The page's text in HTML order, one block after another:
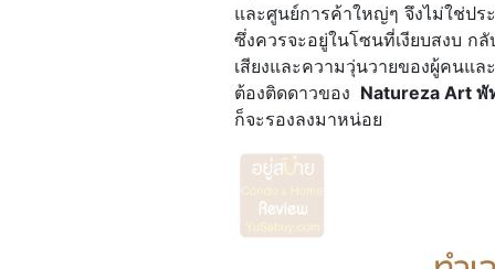
และศูนย์การค้าใหญ่ๆ จึงไม่ใช่ปร
ซึ่งควรจะอยู่ในโซนที่เงียบสงบ ก
เสียงและความวุ่นวายของผู้คนแล
ต้องติดดาวของ Natureza Art พั
ก็จะรองลงมาหน่อย